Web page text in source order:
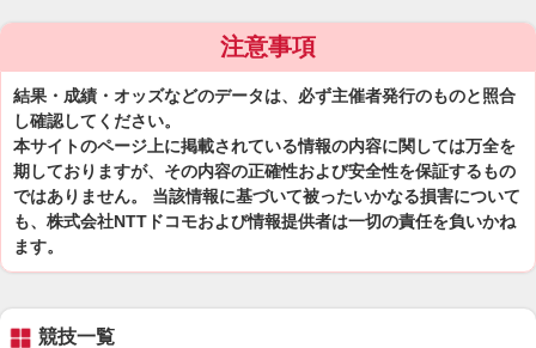
注意事項
結果・成績・オッズなどのデータは、必ず主催者発行のものと照合
し確認してください。
本サイトのページ上に掲載されている情報の内容に関しては万全を
期しておりますが、その内容の正確性および安全性を保証するもの
ではありません。 当該情報に基づいて被ったいかなる損害について
も、株式会社NTTドコモおよび情報提供者は一切の責任を負いかね
ます。
競技一覧